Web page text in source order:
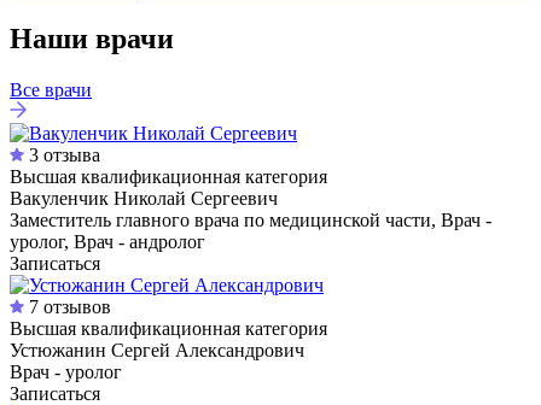
Наши врачи
Все врачи
3 отзыва
Высшая квалификационная категория
Вакуленчик Николай Сергеевич
Заместитель главного врача по медицинской части, Врач -
уролог, Врач - андролог
Записаться
7 отзывов
Высшая квалификационная категория
Устюжанин Сергей Александрович
Врач - уролог
Записаться